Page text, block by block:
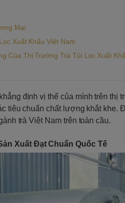
Mại
Xuất Khẩu Việt Nam
Của Thị Trường Trà Túi Lọc Xuất
định vị thế của mình trên
tiêu chuẩn chất lượng khắt khe.
trà Việt Nam trên toàn cầu.
Xuất Đạt Chuẩn Quốc Tế